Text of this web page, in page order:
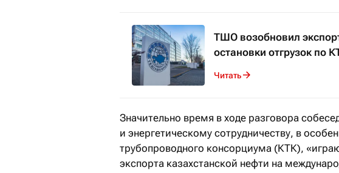
ТШО возобновил
остановки отгрузок по
Читать
Значительно время в ходе разговора
и энергетическому сотрудничеству, в
трубопроводного консорциума (КТК),
экспорта казахстанской нефти на